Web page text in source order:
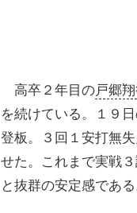
高卒２年目の戸郷
を続けている。１９
登板。３回１安打無
せた。これまで実戦
と抜群の安定感である